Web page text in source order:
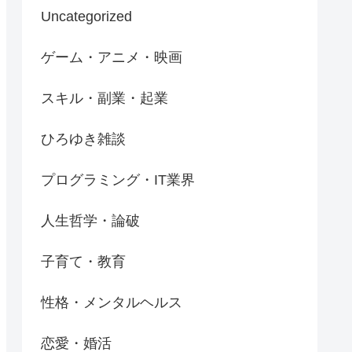
Uncategorized
ゲーム・アニメ・映画
スキル・副業・起業
ひろゆき雑談
プログラミング・IT業界
人生哲学・論破
子育て・教育
性格・メンタルヘルス
恋愛・婚活